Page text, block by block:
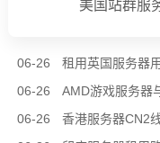
美国站群服
06-26
租用英国服务器
06-26
06-26
香港服务器CN2